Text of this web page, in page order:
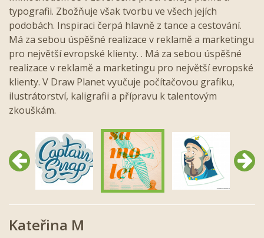
typografii. Zbožňuje však tvorbu ve všech jejích
podobách. Inspiraci čerpá hlavně z tance a cestování.
Má za sebou úspěšné realizace v reklamě a marketingu
pro největší evropské klienty. . Má za sebou úspěšné
realizace v reklamě a marketingu pro největší evropské
klienty. V Draw Planet vyučuje počítačovou grafiku,
ilustrátorství, kaligrafii a přípravu k talentovým
zkouškám.
Předchozí Další
Kateřina M